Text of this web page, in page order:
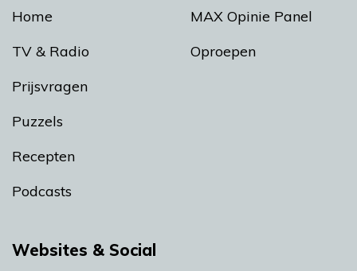
Home
TV & Radio
Prijsvragen
Puzzels
Recepten
Podcasts
MAX Opinie Panel
Oproepen
Websites & Social